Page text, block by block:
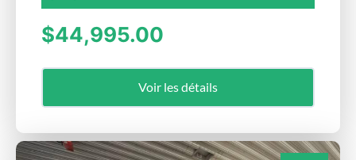
$44,995.00
Voir les détails